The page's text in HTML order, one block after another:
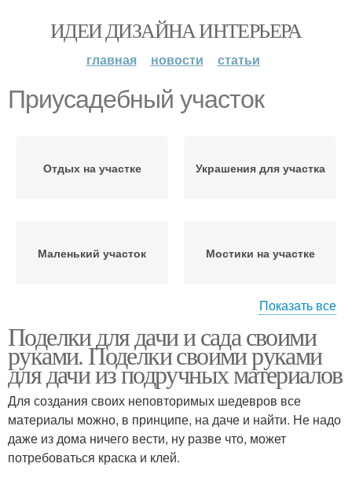
ИДЕИ ДИЗАЙНА ИНТЕРЬЕРА
главная новости статьи
Приусадебный участок
Отдых на участке Украшения для участка
Маленький участок Мостики на участке
Дачный участок
Показать все
Поделки для дачи и сада своими
руками. Поделки своими руками
для дачи из подручных материалов
Для создания своих неповторимых шедевров все
материалы можно, в принципе, на даче и найти. Не надо
даже из дома ничего вести, ну разве что, может
потребоваться краска и клей.